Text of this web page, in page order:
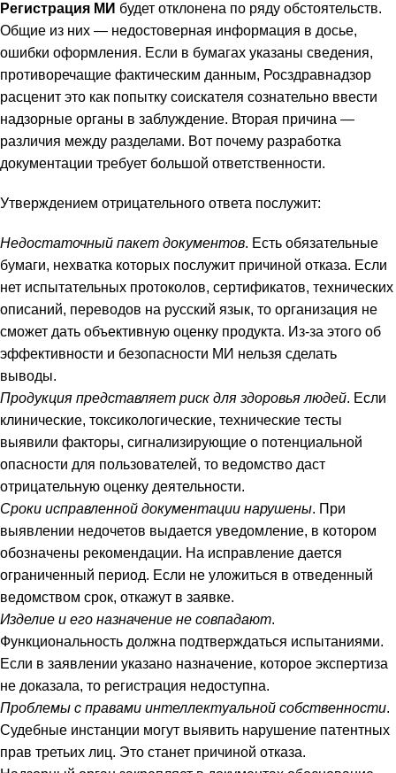
Регистрация МИ будет отклонена по ряду обстоятельств.
Общие из них — недостоверная информация в досье,
ошибки оформления. Если в бумагах указаны сведения,
противоречащие фактическим данным, Росздравнадзор
расценит это как попытку соискателя сознательно ввести
надзорные органы в заблуждение. Вторая причина —
различия между разделами. Вот почему разработка
документации требует большой ответственности.
Утверждением отрицательного ответа послужит:
Недостаточный пакет документов. Есть обязательные
бумаги, нехватка которых послужит причиной отказа. Если
нет испытательных протоколов, сертификатов, технических
описаний, переводов на русский язык, то организация не
сможет дать объективную оценку продукта. Из-за этого об
эффективности и безопасности МИ нельзя сделать
выводы.
Продукция представляет риск для здоровья людей. Если
клинические, токсикологические, технические тесты
выявили факторы, сигнализирующие о потенциальной
опасности для пользователей, то ведомство даст
отрицательную оценку деятельности.
Сроки исправленной документации нарушены. При
выявлении недочетов выдается уведомление, в котором
обозначены рекомендации. На исправление дается
ограниченный период. Если не уложиться в отведенный
ведомством срок, откажут в заявке.
Изделие и его назначение не совпадают.
Функциональность должна подтверждаться испытаниями.
Если в заявлении указано назначение, которое экспертиза
не доказала, то регистрация недоступна.
Проблемы с правами интеллектуальной собственности.
Судебные инстанции могут выявить нарушение патентных
прав третьих лиц. Это станет причиной отказа.